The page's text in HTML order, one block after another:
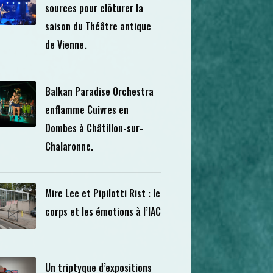
sources pour clôturer la
saison du Théâtre antique
de Vienne.
Balkan Paradise Orchestra
enflamme Cuivres en
Dombes à Châtillon-sur-
Chalaronne.
Mire Lee et Pipilotti Rist : le
corps et les émotions à l’IAC
Un triptyque d’expositions